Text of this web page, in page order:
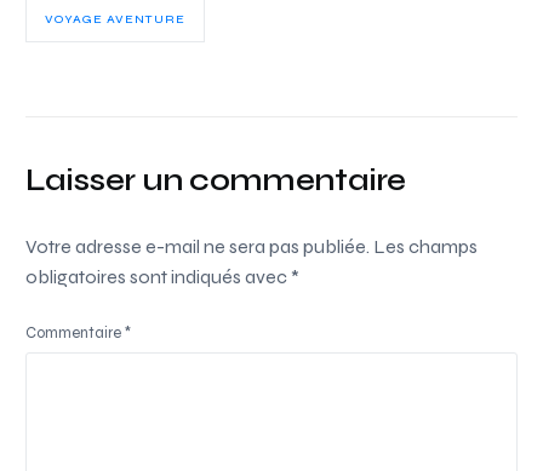
VOYAGE AVENTURE
Laisser un commentaire
Votre adresse e-mail ne sera pas publiée. Les champs
obligatoires sont indiqués avec *
Commentaire*